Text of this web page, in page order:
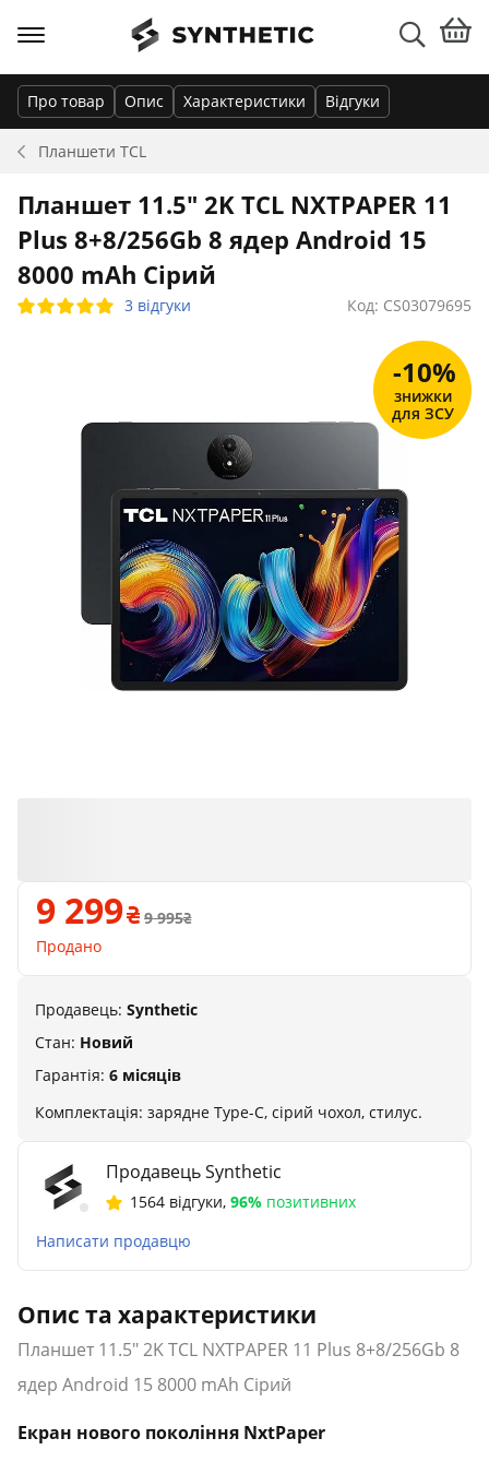
Планшети TCL
Про товар Опис Характеристики Відгуки
Планшет 11.5" 2K TCL NXTPAPER 11
Plus 8+8/256Gb 8 ядер Android 15
8000 mAh Сірий
3 відгуки Код: CS03079695
-10%
знижки
для ЗСУ
9 299
9 995
Продано
Продавець: Synthetic
Стан: Новий
Гарантія: 6 місяців
Комплектація: зарядне Type-C, сірий чохол, стилус.
Продавець Synthetic
1564 відгуки, 96% позитивних
Написати продавцю
Опис та характеристики
Планшет 11.5" 2K TCL NXTPAPER 11 Plus 8+8/256Gb 8
ядер Android 15 8000 mAh Сірий
Екран нового покоління NxtPaper